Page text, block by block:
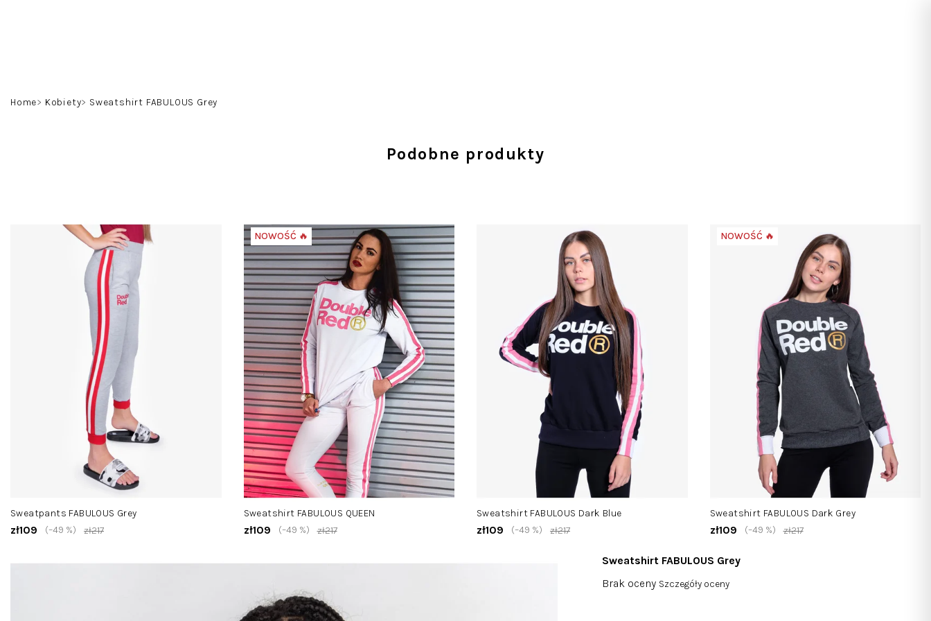
Home Kobiety Sweatshirt FABULOUS Grey
Sweatshirt FABULOUS Grey
Średnia
Brak oceny Szczegóły oceny
Podobne produkty
Sweatpants FABULOUS Grey
zł109 zł217
(–49 %)
NOWOŚĆ 🔥
Sweatshirt FABULOUS QUEEN
zł109 zł217
(–49 %)
Sweatshirt FABULOUS Dark Blue
zł109 zł217
(–49 %)
NOWOŚĆ 🔥
Sweatshirt FABULOUS Dark Grey
zł109 zł217
(–49 %)